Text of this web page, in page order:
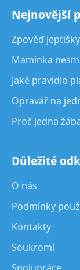
Nejnovější
Zpověď
Maminka
Jaké pravidlo
Opravář na
Proč jedna
Důležité
O nás
Podmínky
Kontakty
Soukromí